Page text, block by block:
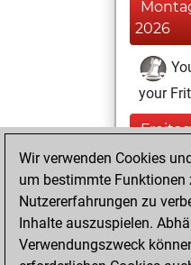
2026
your
11, 2025
your
Wir verwenden Cookies
um bestimmte Funktionen
Nutzererfahrungen zu
Inhalte auszuspielen.
Verwendungszweck